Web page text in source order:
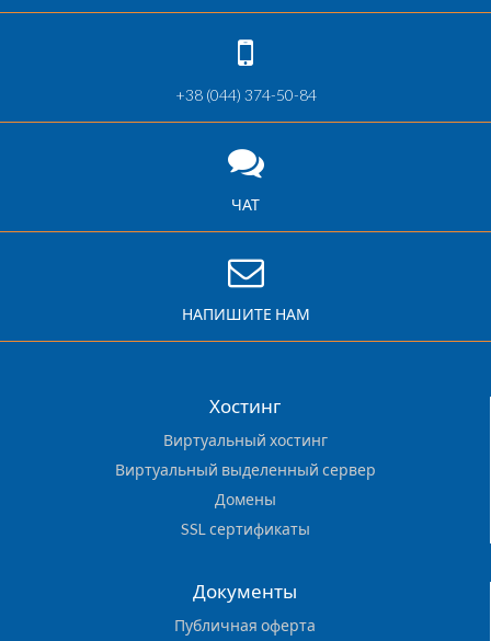
+38 (044) 374-50-84
ЧАТ
НАПИШИТЕ НАМ
Хостинг
Виртуальный хостинг
Виртуальный выделенный сервер
Домены
SSL сертификаты
Документы
Публичная оферта